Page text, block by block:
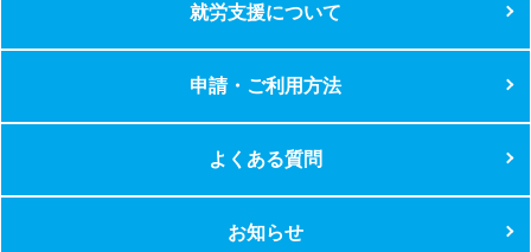
就労支援について
申請・ご利用方法
よくある質問
お知らせ